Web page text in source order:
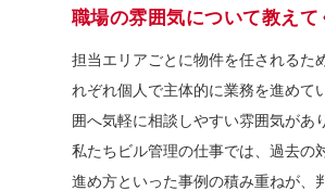
職場の雰囲気について教えて
担当エリアごとに物件を任されるた
れぞれ個人で主体的に業務を進めて
囲へ気軽に相談しやすい雰囲気があ
私たちビル管理の仕事では、過去の
進め方といった事例の積み重ねが、